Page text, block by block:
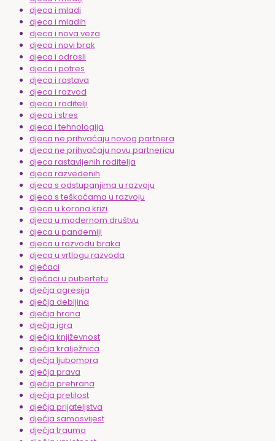
djeca i mladi
djeca i mladih
djeca i nova veza
djeca i novi brak
djeca i odrasli
djeca i potres
djeca i rastava
djeca i razvod
djeca i roditelji
djeca i stres
djeca i tehnologija
djeca ne prihvaćaju novog partnera
djeca ne prihvaćaju novu partnericu
djeca rastavljenih roditelja
djeca razvedenih
djeca s odstupanjima u razvoju
djeca s teškoćama u razvoju
djeca u korona krizi
djeca u modernom društvu
djeca u pandemiji
djeca u razvodu braka
djeca u vrtlogu razvoda
dječaci
dječaci u pubertetu
dječja agresija
dječja debljina
dječja hrana
dječja igra
dječja književnost
dječja kralježnica
dječja ljubomora
dječja prava
dječja prehrana
dječja pretilost
dječja prijateljstva
dječja samosvijest
dječja trauma